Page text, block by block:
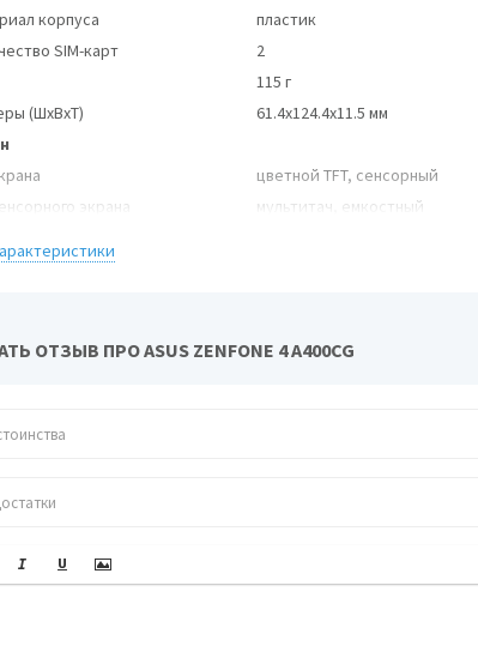
корпуса
пластик
SIM-карт
2
115 г
(ШxВxТ)
61.4x124.4x11.5 мм
цветной TFT, сенсорный
экрана
мультитач, емкостный
изображения
к царапинам стекло
есть
камера
для наушников
3.5 мм
ОТЗЫВ ПРО ASUS ZENFONE 4 A400CG